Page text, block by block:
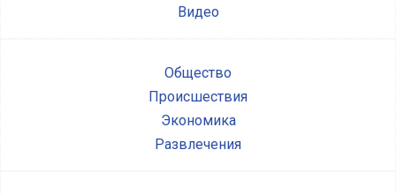
Видео
Общество
Происшествия
Экономика
Развлечения